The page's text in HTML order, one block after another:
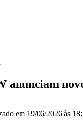
anunciam
em 19/06/2026 às